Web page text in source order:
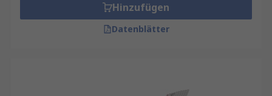
Hinzufügen
Datenblätter